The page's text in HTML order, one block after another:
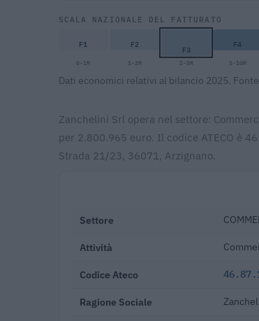
SCALA NAZIONALE DEL FATTURATO
F1 F2 F3 F4
0-1M 1-2M 2-5M 5-10M
Dati economici relativi al bilancio 2025.
Zanchelini Srl opera nel settore:
per 2.800.965 euro. Il codice ATECO è
Strada 21/23, 36071, Arzignano.
Settore
Attività
Codice Ateco
Ragione Sociale